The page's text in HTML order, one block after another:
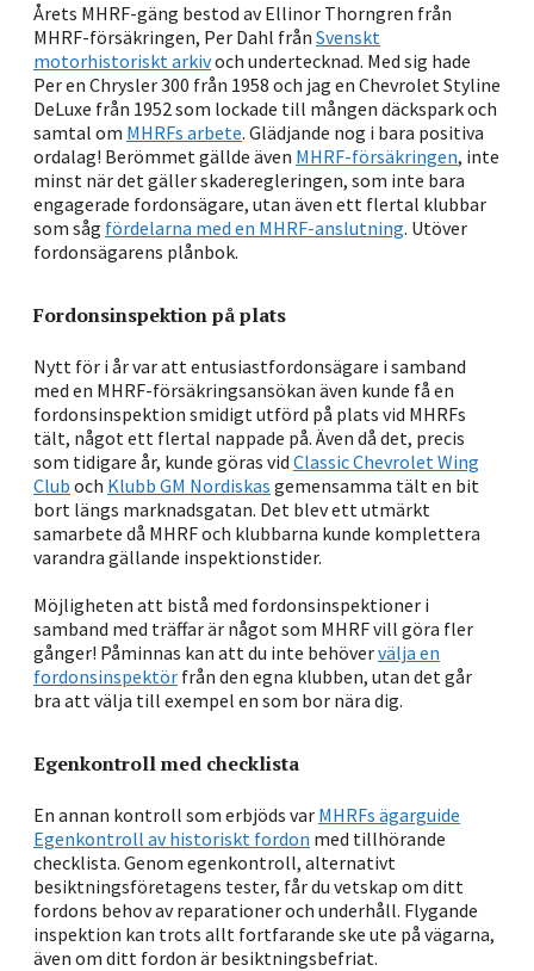
Årets MHRF-gäng bestod av Ellinor Thorngren från
MHRF-försäkringen, Per Dahl från Svenskt
motorhistoriskt arkivoch undertecknad. Med sig hade
Per en Chrysler 300 från 1958 och jag en Chevrolet Styline
DeLuxe från 1952 som lockade till mången däckspark och
samtal om MHRFs arbete. Glädjande nog i bara positiva
ordalag! Berömmet gällde även MHRF-försäkringen, inte
minst när det gäller skaderegleringen, som inte bara
engagerade fordonsägare, utan även ett flertal klubbar
som såg fördelarna med en MHRF-anslutning. Utöver
fordonsägarens plånbok.
Fordonsinspektion på plats
Nytt för i år var att entusiastfordonsägare i samband
med en MHRF-försäkringsansökan även kunde få en
fordonsinspektion smidigt utförd på plats vid MHRFs
tält, något ett flertal nappade på. Även då det, precis
som tidigare år, kunde göras vid Classic Chevrolet Wing
Club och Klubb GM Nordiskas gemensamma tält en bit
bort längs marknadsgatan. Det blev ett utmärkt
samarbete då MHRF och klubbarna kunde komplettera
varandra gällande inspektionstider.
Möjligheten att bistå med fordonsinspektioner i
samband med träffar är något som MHRF vill göra fler
gånger! Påminnas kan att du inte behövervälja en
fordonsinspektör från den egna klubben, utan det går
bra att välja till exempel en som bor nära dig.
Egenkontroll med checklista
En annan kontroll som erbjöds var MHRFs ägarguide
Egenkontroll av historiskt fordon med tillhörande
checklista. Genom egenkontroll, alternativt
besiktningsföretagens tester, får du vetskap om ditt
fordons behov av reparationer och underhåll. Flygande
inspektion kan trots allt fortfarande ske ute på vägarna,
även om ditt fordon är besiktningsbefriat.